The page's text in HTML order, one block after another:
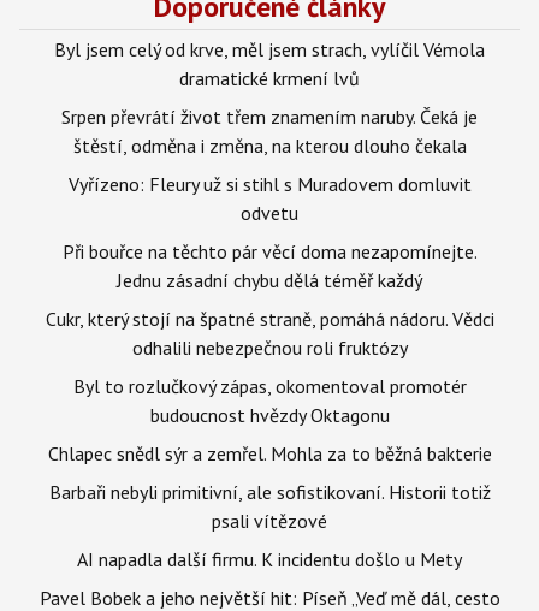
Byl jsem celý od krve, měl jsem strach, vylíčil Vémola
dramatické krmení lvů
Srpen převrátí život třem znamením naruby. Čeká je
štěstí, odměna i změna, na kterou dlouho čekala
Vyřízeno: Fleury už si stihl s Muradovem domluvit
odvetu
Při bouřce na těchto pár věcí doma nezapomínejte.
Jednu zásadní chybu dělá téměř každý
Cukr, který stojí na špatné straně, pomáhá nádoru. Vědci
odhalili nebezpečnou roli fruktózy
Byl to rozlučkový zápas, okomentoval promotér
budoucnost hvězdy Oktagonu
Chlapec snědl sýr a zemřel. Mohla za to běžná bakterie
Barbaři nebyli primitivní, ale sofistikovaní. Historii totiž
psali vítězové
AI napadla další firmu. K incidentu došlo u Mety
Pavel Bobek a jeho největší hit: Píseň „Veď mě dál, cesto